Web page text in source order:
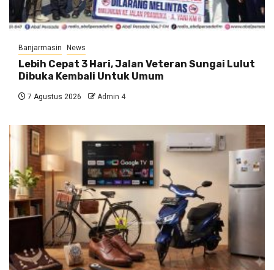
Banjarmasin News
Lebih Cepat 3 Hari, Jalan Veteran Sungai Lulut
Dibuka Kembali Untuk Umum
7 Agustus 2026 Admin 4